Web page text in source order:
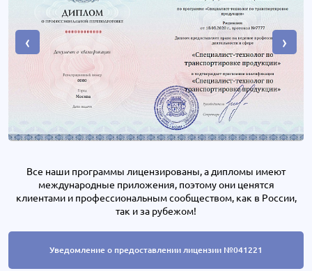
‹ ›
Все наши программы лицензированы, а дипломы имеют
международные приложения, поэтому они ценятся
клиентами и профессиональным сообществом, как в России,
так и за рубежом!
Уведомление о предоставлении лицензии №041221